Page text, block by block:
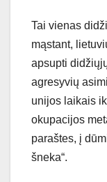
Tai vienas
mąstant,
apsupti
agresyvių
unijos laikais
okupacijos
paraštes, į
šneka“.